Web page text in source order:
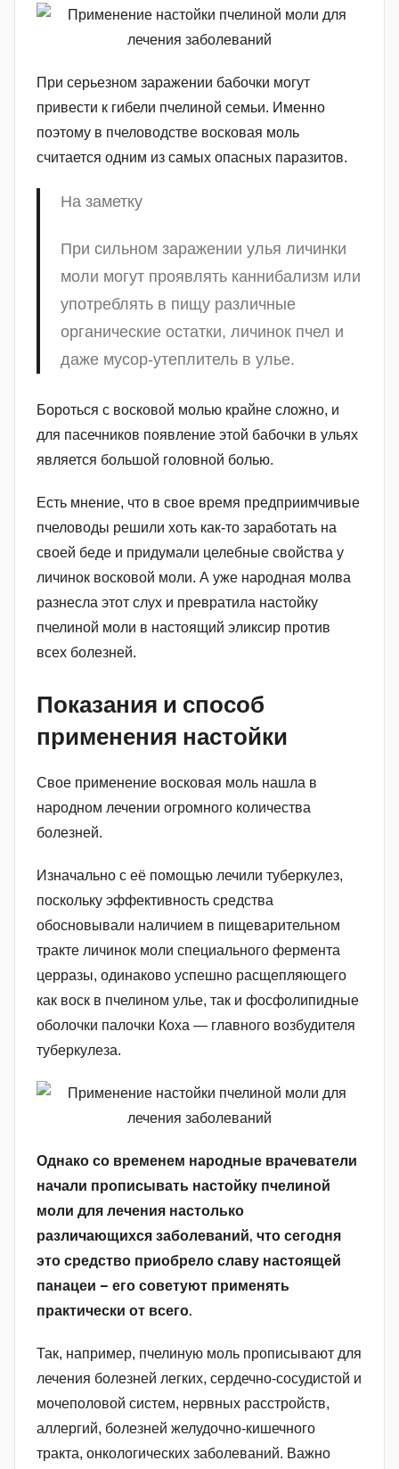
При серьезном заражении бабочки могут
привести к гибели пчелиной семьи. Именно
поэтому в пчеловодстве восковая моль
считается одним из самых опасных паразитов.
На заметку
При сильном заражении улья личинки
моли могут проявлять каннибализм или
употреблять в пищу различные
органические остатки, личинок пчел и
даже мусор-утеплитель в улье.
Бороться с восковой молью крайне сложно, и
для пасечников появление этой бабочки в ульях
является большой головной болью.
Есть мнение, что в свое время предприимчивые
пчеловоды решили хоть как-то заработать на
своей беде и придумали целебные свойства у
личинок восковой моли. А уже народная молва
разнесла этот слух и превратила настойку
пчелиной моли в настоящий эликсир против
всех болезней.
Показания и способ
применения настойки
Свое применение восковая моль нашла в
народном лечении огромного количества
болезней.
Изначально с её помощью лечили туберкулез,
поскольку эффективность средства
обосновывали наличием в пищеварительном
тракте личинок моли специального фермента
церразы, одинаково успешно расщепляющего
как воск в пчелином улье, так и фосфолипидные
оболочки палочки Коха — главного возбудителя
туберкулеза.
Однако со временем народные врачеватели
начали прописывать настойку пчелиной
моли для лечения настолько
различающихся заболеваний, что сегодня
это средство приобрело славу настоящей
панацеи – его советуют применять
практически от всего.
Так, например, пчелиную моль прописывают для
лечения болезней легких, сердечно-сосудистой и
мочеполовой систем, нервных расстройств,
аллергий, болезней желудочно-кишечного
тракта, онкологических заболеваний. Важно